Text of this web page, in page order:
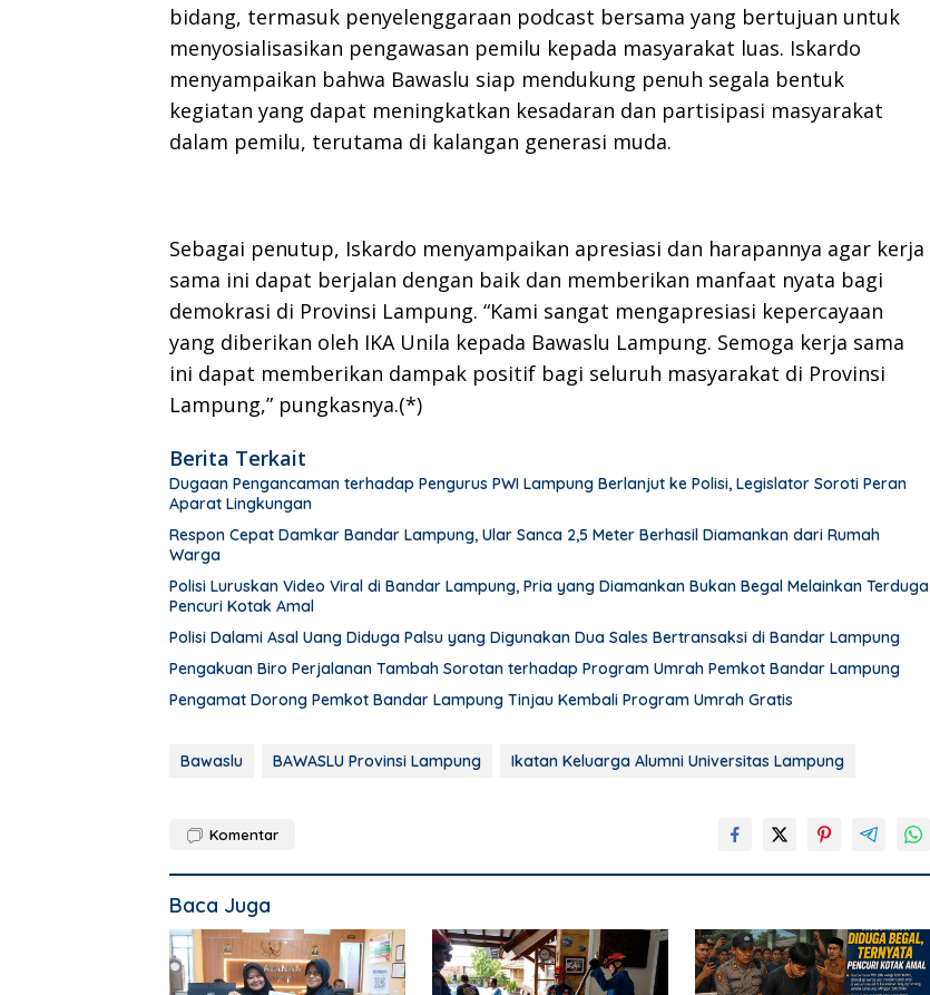
bidang, termasuk penyelenggaraan podcast bersama yang bertujuan untuk
menyosialisasikan pengawasan pemilu kepada masyarakat luas. Iskardo
menyampaikan bahwa Bawaslu siap mendukung penuh segala bentuk
kegiatan yang dapat meningkatkan kesadaran dan partisipasi masyarakat
dalam pemilu, terutama di kalangan generasi muda.
Sebagai penutup, Iskardo menyampaikan apresiasi dan harapannya agar kerja
sama ini dapat berjalan dengan baik dan memberikan manfaat nyata bagi
demokrasi di Provinsi Lampung. “Kami sangat mengapresiasi kepercayaan
yang diberikan oleh IKA Unila kepada Bawaslu Lampung. Semoga kerja sama
ini dapat memberikan dampak positif bagi seluruh masyarakat di Provinsi
Lampung,” pungkasnya.(*)
Berita Terkait
Dugaan Pengancaman terhadap Pengurus PWI Lampung Berlanjut ke Polisi, Legislator Soroti Peran
Aparat Lingkungan
Respon Cepat Damkar Bandar Lampung, Ular Sanca 2,5 Meter Berhasil Diamankan dari Rumah
Warga
Polisi Luruskan Video Viral di Bandar Lampung, Pria yang Diamankan Bukan Begal Melainkan Terduga
Pencuri Kotak Amal
Polisi Dalami Asal Uang Diduga Palsu yang Digunakan Dua Sales Bertransaksi di Bandar Lampung
Pengakuan Biro Perjalanan Tambah Sorotan terhadap Program Umrah Pemkot Bandar Lampung
Pengamat Dorong Pemkot Bandar Lampung Tinjau Kembali Program Umrah Gratis
Bawaslu BAWASLU Provinsi Lampung Ikatan Keluarga Alumni Universitas Lampung
Komentar
Baca Juga